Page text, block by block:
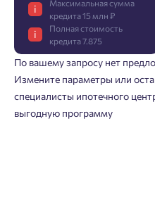
i
Максимальная сумма
кредита 15 млн ₽
i
Полная стоимость
кредита 7.875
По вашему запросу нет
Измените параметры или
специалисты ипотечного
выгодную программу
Фамилия
Пожалуйста, оставьте
перезвоним.
Имя
Добро
кабинет
Добавляйте
Выбор города